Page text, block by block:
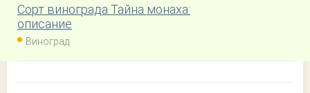
Сорт винограда Тайна монаха:
описание
Виноград